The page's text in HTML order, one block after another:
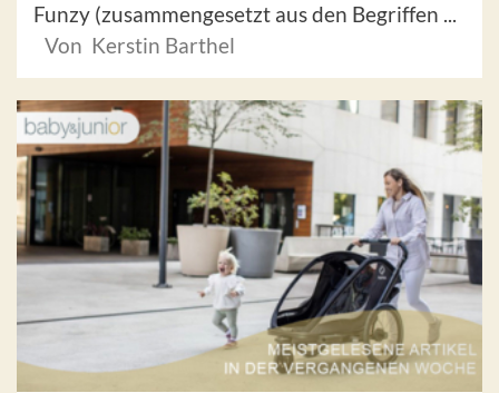
Funzy (zusammengesetzt aus den Begriffen ...
Von Kerstin Barthel